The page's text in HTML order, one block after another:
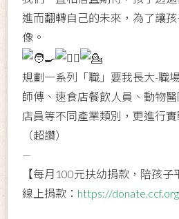
進而翻轉自己的未來，為了讓
像。
規劃一系列「職」要我長大-職
師傅、速食店餐飲人員、動物
店員等不同產業類別，更進行
（超讚）
—
【每月100元扶幼捐款，陪孩子
線上捐款： https://